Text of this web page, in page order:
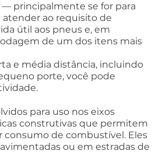
principalmente se for para
ao requisito de
útil aos pneus e, em
de um dos itens mais
e média distância, incluindo
porte, você pode
para uso nos eixos
construtivas que permitem
consumo de combustível. Eles
ou em estradas de